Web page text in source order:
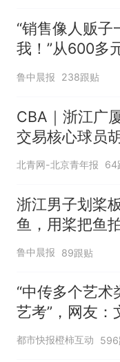
“销售像人贩子
我！”从600多
元，57岁保洁
后眼睛肿到流
糊
鲁中晨报 238跟贴
CBA｜浙江广
交易核心球员
放态度
北青网-北京青年报 64
浙江男子划桨
鱼，用桨把鱼
起；当事人：
两，做成红烧
味道很好
鲁中晨报 89跟贴
“中传多个艺术
艺考”，网友：
一定要有文化
含金量还在持
都市快报橙柿互动 596